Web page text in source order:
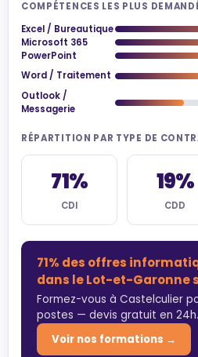
COMPÉTENCES LES PLUS
Excel / Bureautique
Microsoft 365
PowerPoint
Word / Traitement
Outlook /
Messagerie
RÉPARTITION PAR TYPE DE
71%
CDI
19%
CDD
71% des offres
dans le Lot-et-Garonne
Formez-vous à Castelculier
postes — devis gratuit en 24h.
Voir nos formations →